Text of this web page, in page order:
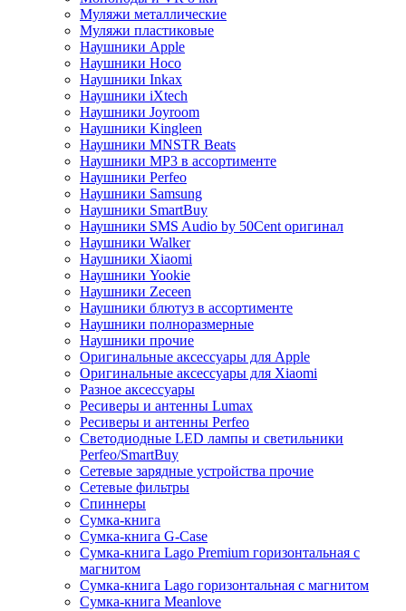
Муляжи металлические
Муляжи пластиковые
Наушники Apple
Наушники Hoco
Наушники Inkax
Наушники iXtech
Наушники Joyroom
Наушники Kingleen
Наушники MNSTR Beats
Наушники MP3 в ассортименте
Наушники Perfeo
Наушники Samsung
Наушники SmartBuy
Наушники SMS Audio by 50Cent оригинал
Наушники Walker
Наушники Xiaomi
Наушники Yookie
Наушники Zeceen
Наушники блютуз в ассортименте
Наушники полноразмерные
Наушники прочие
Оригинальные аксессуары для Apple
Оригинальные аксессуары для Xiaomi
Разное аксессуары
Ресиверы и антенны Lumax
Ресиверы и антенны Perfeo
Светодиодные LED лампы и светильники
Perfeo/SmartBuy
Сетевые зарядные устройства прочие
Сетевые фильтры
Спиннеры
Сумка-книга
Сумка-книга G-Case
Сумка-книга Lago Premium горизонтальная с
магнитом
Сумка-книга Lago горизонтальная с магнитом
Сумка-книга Meanlove